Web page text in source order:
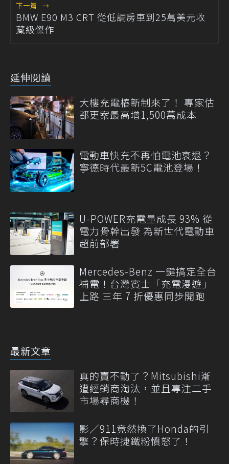
下一篇 →
BMW E90 M3 CRT 從低調房車到25萬美元收
藏級傑作
延伸閱讀
大樓充電樁新制來了！ 專家估
都更案最高增1,500萬成本
電動車快充不再怕電池衰退？
寧德時代最新5C電池登場！
U-POWER充電量成長 93% 從
電力骨幹出發 為新世代電動車
超前部署
Mercedes-Benz 一鍵搞定全台
補電！台灣賓士「充電漫遊」
上路 三年 7 折優惠同步開跑
最新文章
真的賣不動了？Mitsubishi漸
遭經銷商淘汰，並且專注二手
市場尋商機！
影／911竟然換了Honda的引
擎？保時捷鐵粉憤怒了！